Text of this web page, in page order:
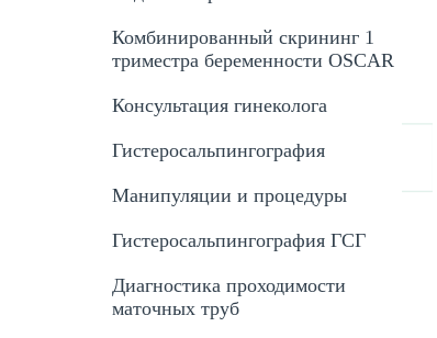
Комбинированный скрининг 1
триместра беременности OSCAR
Консультация гинеколога
Гистеросальпингография
Манипуляции и процедуры
Гистеросальпингография ГСГ
Диагностика проходимости
маточных труб